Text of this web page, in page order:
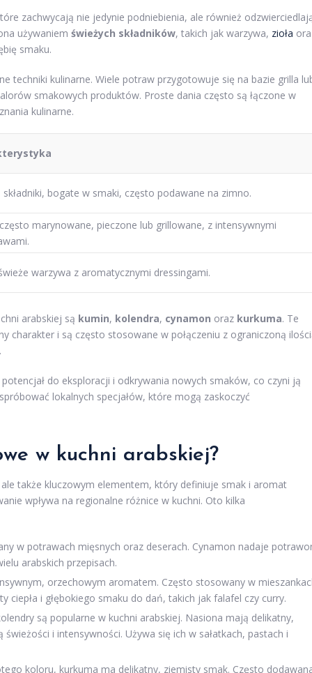
zachwycają nie jedynie podniebienia, ale również
używaniem świeżych składników, takich jak warzywa, zioła
smaku.
techniki kulinarne. Wiele potraw przygotowuje się na bazie grilla
smakowych produktów. Proste dania często są łączone w
kulinarne.
składniki, bogate w smaki, często podawane na zimno.
marynowane, pieczone lub grillowane, z intensywnymi
warzywa z aromatycznymi dressingami.
arabskiej są kumin, kolendra, cynamon oraz kurkuma. Te
charakter i są często stosowane w połączeniu z ograniczoną
do eksploracji i odkrywania nowych smaków, co czyni ją
lokalnych specjałów, które mogą zaskoczyć
w kuchni arabskiej?
także kluczowym elementem, który definiuje smak i aromat
wpływa na regionalne różnice w kuchni. Oto kilka
w potrawach mięsnych oraz deserach. Cynamon nadaje
arabskich przepisach.
orzechowym aromatem. Często stosowany w
ciepła i głębokiego smaku do dań, takich jak falafel czy curry.
są popularne w kuchni arabskiej. Nasiona mają delikatny,
i intensywności. Używa się ich w sałatkach, pastach i
koloru, kurkuma ma delikatny, ziemisty smak. Często